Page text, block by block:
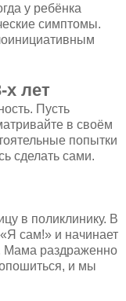
у ребёнка
симптомы.
х лет
Пусть
в своём
попытки
сделать сами.
в поликлинику. В
сам!» и начинает
Мама раздраженно
и мы